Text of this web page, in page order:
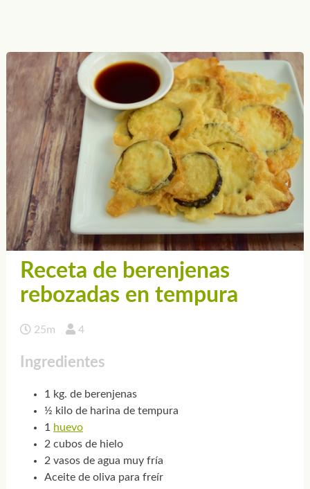
Receta de berenjenas
rebozadas en tempura
25m 4
Ingredientes
1 kg. de berenjenas
½ kilo de harina de tempura
1
huevo
2 cubos de hielo
2 vasos de agua muy fría
Aceite de oliva para freír